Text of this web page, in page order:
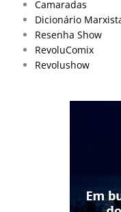
Camaradas
Dicionário
Resenha Show
RevoluComix
Revolushow